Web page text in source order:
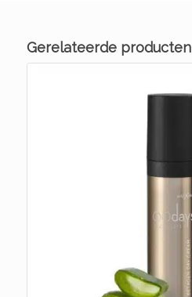
Gerelateerde producten